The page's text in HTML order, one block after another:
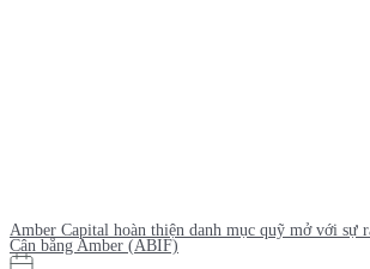
Amber Capital hoàn thiện danh mục quỹ mở với sự
Cân bằng Amber (ABIF)